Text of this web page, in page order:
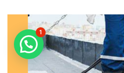
1
Konsultasi GRATIS!